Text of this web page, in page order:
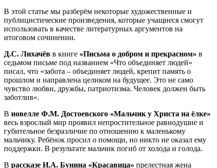
В этой статье мы разберём некоторые художественные и
публицистические произведения, которые учащиеся смогут
использовать в качестве литературных аргументов на
итоговом сочинении.
Д.С. Лихачёв в книге «Письма о добром и прекрасном» в
седьмом письме под названием «Что объединяет людей»
писал, что «забота – объединяет людей, крепит память о
прошлом и направлена целиком на будущее. Это не само
чувство любви, дружбы, патриотизма. Человек должен быть
заботлив».
В новелле Ф.М. Достоевского «Мальчик у Христа на ёлке»
весь взрослый мир проявил непростительное равнодушие и
губительное безразличие по отношению к маленькому
мальчику. Ребёнок просил о помощи, но никто не оказал ему
поддержки. В результате мальчик погиб от холода и голода.
В рассказе И.А. Бунина «Красавица» прелестная жена